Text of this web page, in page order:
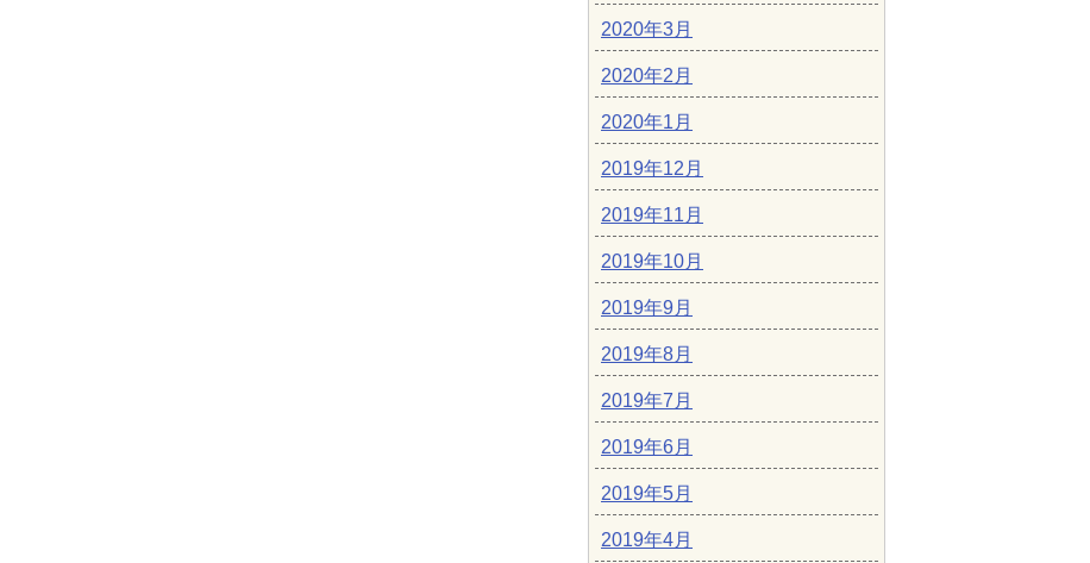
2020年3月
2020年2月
2020年1月
2019年12月
2019年11月
2019年10月
2019年9月
2019年8月
2019年7月
2019年6月
2019年5月
2019年4月